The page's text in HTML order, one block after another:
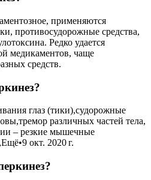
применяются
противосудорожные средства,
Редко удается
медикаментов, чаще
средств.
глаз (тики),судорожные
различных частей тела,
– резкие мышечные
окт. 2020 г.